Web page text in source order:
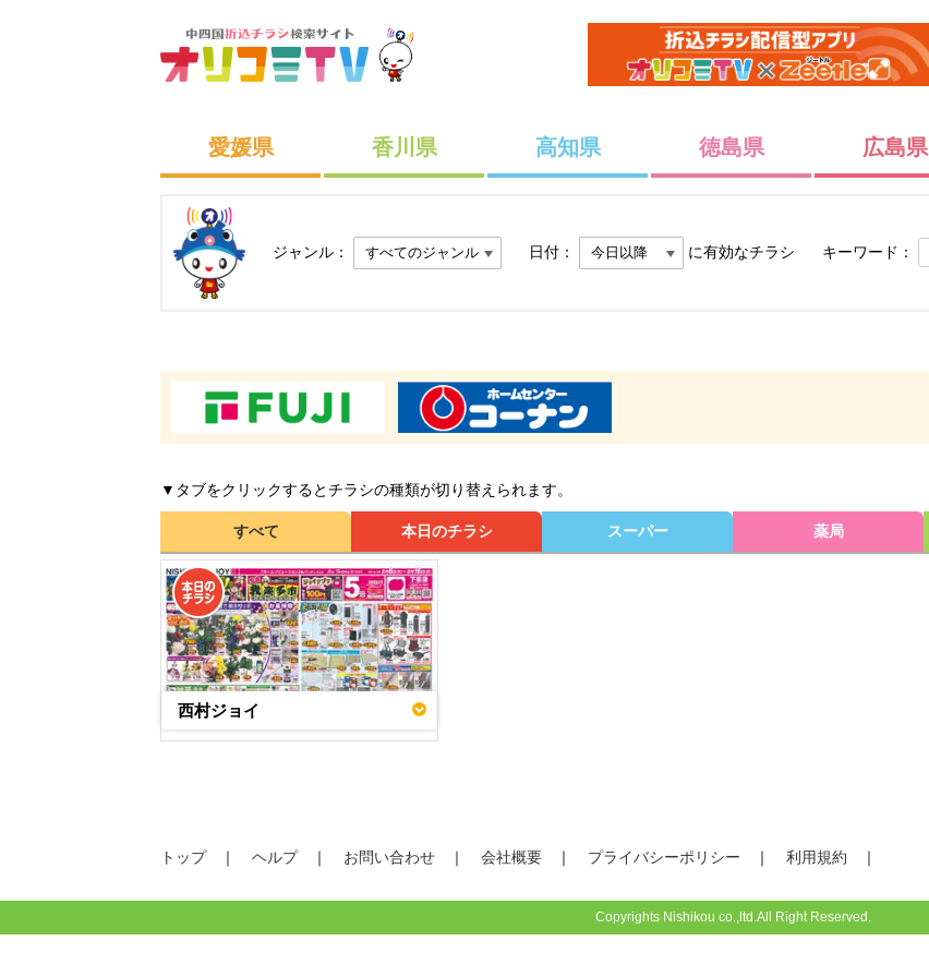
愛媛県 香川県 高知県 徳島県 広島県
ジャンル： 日付： に有効なチラシ キーワード：
▼タブをクリックするとチラシの種類が切り替えられます。
すべて 本日のチラシ スーパー 薬局
西村ジョイ
トップ ヘルプ お問い合わせ 会社概要 プライバシーポリシー 利用規約
Copyrights Nishikou co.,ltd.All Right Reserved.